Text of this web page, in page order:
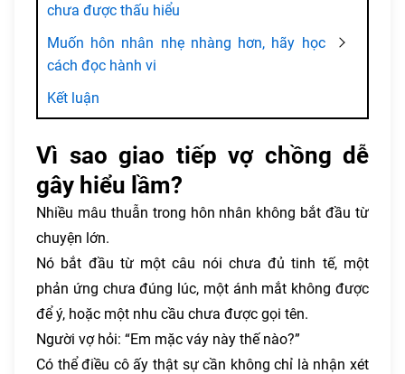
chưa được thấu hiểu
Muốn hôn nhân nhẹ nhàng hơn, hãy học
cách đọc hành vi
Kết luận
Vì sao giao tiếp vợ chồng dễ
gây hiểu lầm?
Nhiều mâu thuẫn trong hôn nhân không bắt đầu từ
chuyện lớn.
Nó bắt đầu từ một câu nói chưa đủ tinh tế, một
phản ứng chưa đúng lúc, một ánh mắt không được
để ý, hoặc một nhu cầu chưa được gọi tên.
Người vợ hỏi: “Em mặc váy này thế nào?”
Có thể điều cô ấy thật sự cần không chỉ là nhận xét